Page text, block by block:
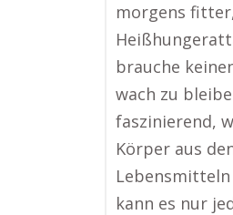
morgens
brauche
wach zu
faszinierend,
Körper aus
kann es nur